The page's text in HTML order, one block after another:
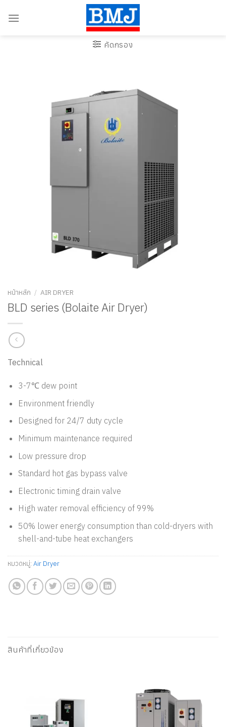
คัดกรอง
หน้าหลัก / AIR DRYER
BLD series (Bolaite Air Dryer)
Technical
3-7℃ dew point
Environment friendly
Designed for 24/7 duty cycle
Minimum maintenance required
Low pressure drop
Standard hot gas bypass valve
Electronic timing drain valve
High water removal efficiency of 99%
50% lower energy consumption than cold-dryers with
shell-and-tube heat exchangers
หมวดหมู่: Air Dryer
สินค้าที่เกี่ยวข้อง